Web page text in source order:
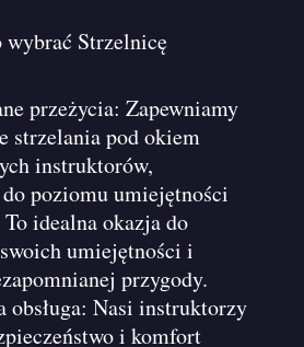
Strzelnicę
przeżycia: Zapewniamy
strzelania pod okiem
instruktorów,
do poziomu umiejętności
idealna okazja do
umiejętności i
przygody.
obsługa: Nasi instruktorzy
i komfort